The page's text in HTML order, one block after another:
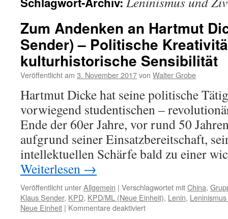
Zum Andenken an Hartmut
Sender) – Politische
kulturhistorische Sensibilität
Veröffentlicht am 3. November 2017von Walter Grobe
Hartmut Dicke hat seine politische
vorwiegend studentischen –
Ende der 60er Jahre, vor rund 50
aufgrund seiner Einsatzbereitschaft,
intellektuellen Schärfe bald zu einer
Weiterlesen →
Veröffentlicht unterAllgemein | Verschlagwortet mitChina,
Klaus Sender, KPD, KPD/ML (Neue Einheit), Lenin,
Neue Einheit | Kommentare deaktiviertfür